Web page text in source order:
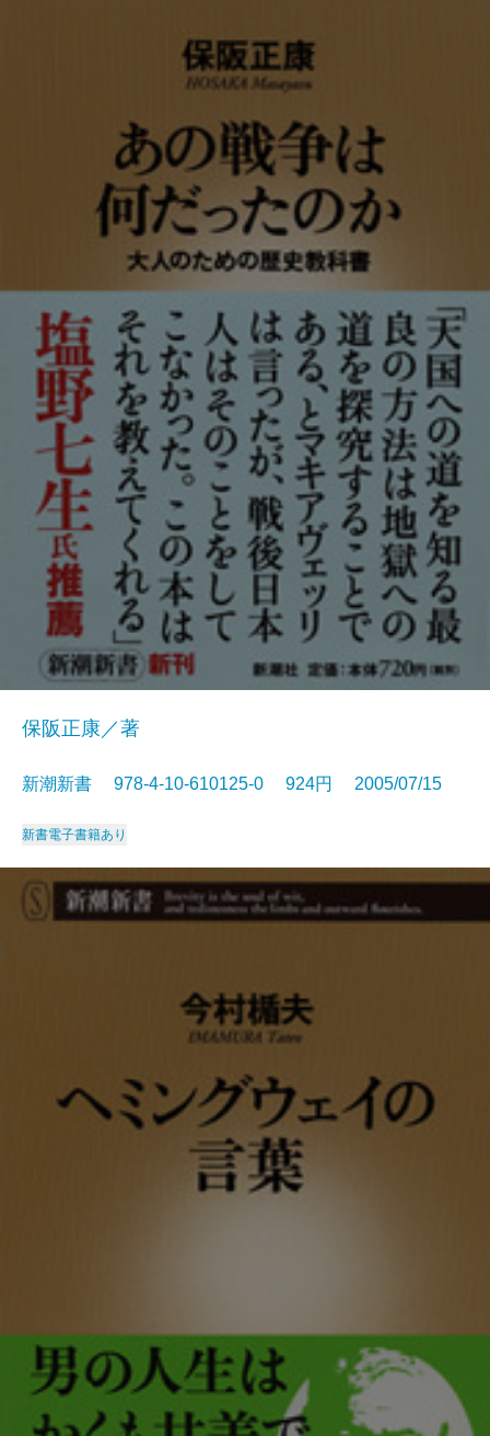
保阪正康／著
新潮新書 978-4-10-610125-0 924円 2005/07/15
新書電子書籍あり